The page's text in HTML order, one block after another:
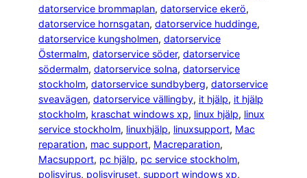
datorservice brommaplan, datorservice ekerö
datorservice hornsgatan, datorservice huddinge
datorservice kungsholmen, datorservice
Östermalm, datorservice söder, datorservice
södermalm, datorservice solna, datorservice
stockholm, datorservice sundbyberg, datorservice
sveavägen, datorservice vällingby, it hjälp, it hjälp
stockholm, kraschat windows xp, linux hjälp, linux
service stockholm, linuxhjälp, linuxsupport, Mac
reparation, mac support, Macreparation
Macsupport, pc hjälp, pc service stockholm
polisvirus, polisviruset, support windows xp